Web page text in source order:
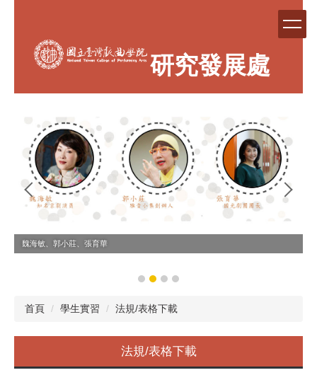
研究發展處
魏海敏、郭小莊、張育華
首頁 學生實習 法規/表格下載
法規/表格下載